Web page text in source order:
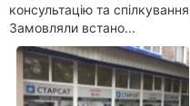
консультацію та
Замовляли встано...